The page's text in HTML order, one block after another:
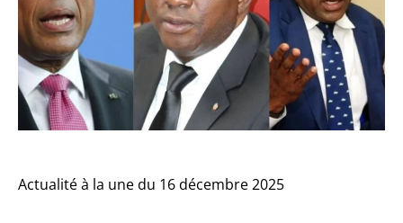
Actualité à la une du 16 décembre 2025